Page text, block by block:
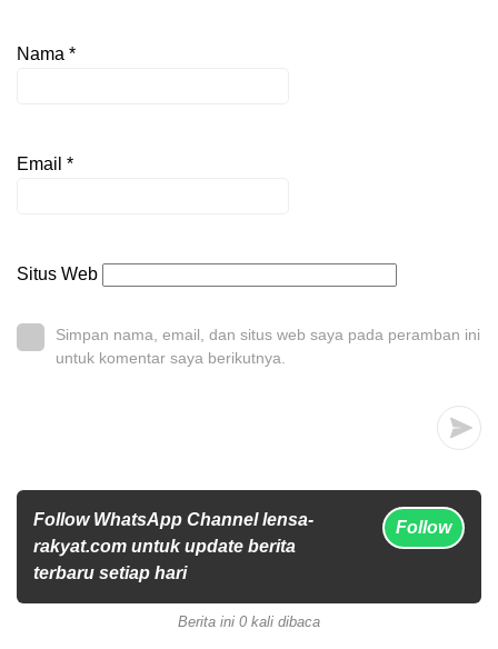
Nama *
Email *
Situs Web
Simpan nama, email, dan situs web saya pada peramban ini
untuk komentar saya berikutnya.
Follow WhatsApp Channel lensa-
rakyat.com untuk update berita
terbaru setiap hari
Follow
Berita ini 0 kali dibaca